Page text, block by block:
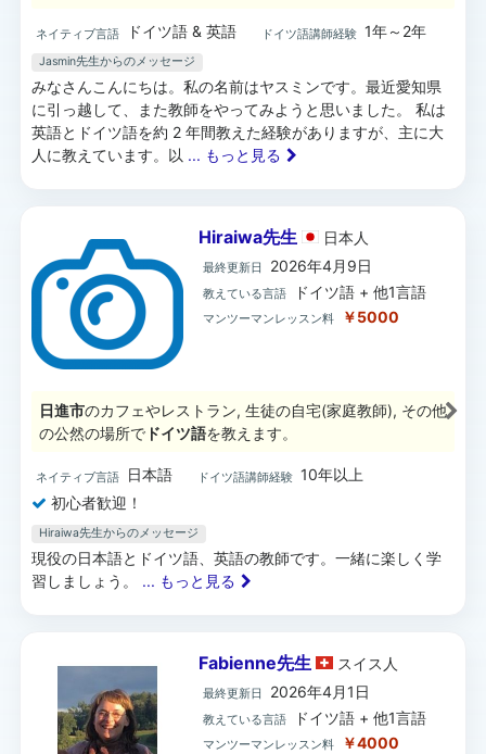
ネイティブ言語 ドイツ語 & 英語 ドイツ語講師経験 1年～2年
Jasmin先生からのメッセージ
みなさんこんにちは。私の名前はヤスミンです。最近愛知県
に引っ越して、また教師をやってみようと思いました。 私は
英語とドイツ語を約 2 年間教えた経験がありますが、主に大
人に教えています。以 ... もっと見る
Hiraiwa先生 日本 人
最終更新日 2026年4月9日
教えている言語 ドイツ語 + 他1言語
マンツーマンレッスン料 ￥5000
日進市のカフェやレストラン, 生徒の自宅(家庭教師), その他
の公然の場所で ドイツ語を教えます。
ネイティブ言語 日本語 ドイツ語講師経験 10年以上
初心者歓迎！
Hiraiwa先生からのメッセージ
現役の日本語とドイツ語、英語の教師です。一緒に楽しく学
習しましょう。 ... もっと見る
Fabienne先生 スイス 人
最終更新日 2026年4月1日
教えている言語 ドイツ語 + 他1言語
マンツーマンレッスン料 ￥4000